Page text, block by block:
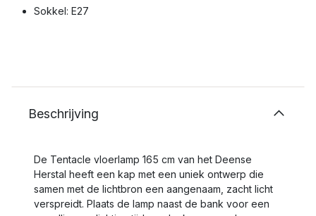
Sokkel: E27
Beschrijving
De Tentacle vloerlamp 165 cm van het Deense
Herstal heeft een kap met een uniek ontwerp die
samen met de lichtbron een aangenaam, zacht licht
verspreidt. Plaats de lamp naast de bank voor een